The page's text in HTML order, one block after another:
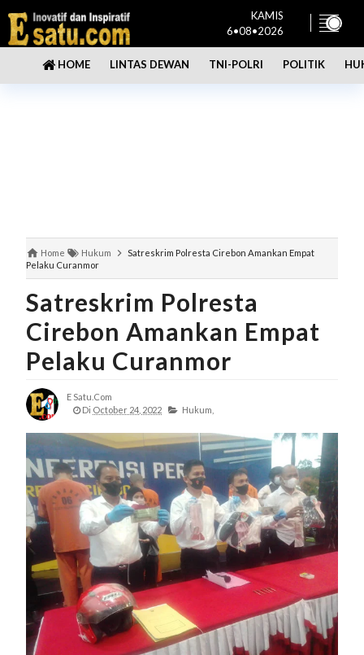
KAMIS
6•08•2026
HOME LINTAS DEWAN TNI-POLRI POLITIK
Home Hukum
Satreskrim Polresta Cirebon Amankan Empat
Pelaku Curanmor
Satreskrim Polresta
Cirebon Amankan Empat
Pelaku Curanmor
E Satu.com
Di October 24, 2022 Hukum,